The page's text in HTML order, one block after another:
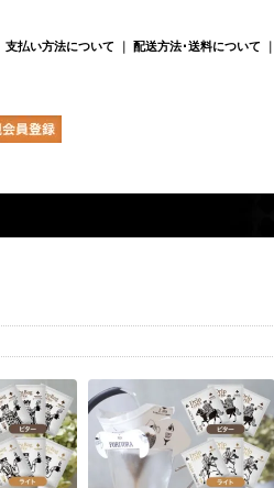
支払い方法について ｜ 配送方法･送料について ｜